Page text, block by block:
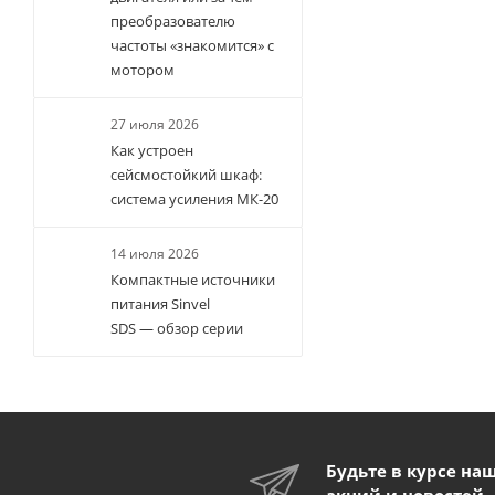
преобразователю
частоты «знакомится» с
мотором
27 июля 2026
Как устроен
сейсмостойкий шкаф:
система усиления МК-20
14 июля 2026
Компактные источники
питания Sinvel
SDS — обзор серии
Будьте в курсе